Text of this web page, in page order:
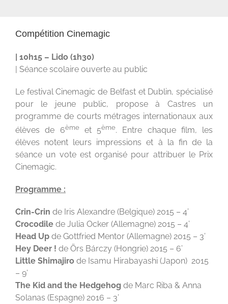
Compétition Cinemagic
| 10h15 – Lido (1h30)
| Séance scolaire ouverte au public
Le festival Cinemagic de Belfast et Dublin, spécialisé
pour le jeune public, propose à Castres un
programme de courts métrages internationaux aux
élèves de 6èmeet 5ème. Entre chaque film, les
élèves notent leurs impressions et à la fin de la
séance un vote est organisé pour attribuer le Prix
Cinemagic.
Programme :
Crin-Crin de Iris Alexandre (Belgique) 2015 – 4’
Crocodile de Julia Ocker (Allemagne) 2015 – 4’
Head Up de Gottfried Mentor (Allemagne) 2015 – 3’
Hey Deer ! de Örs Bárczy (Hongrie) 2015 – 6’
Little Shimajiro de Isamu Hirabayashi (Japon) 2015
– 9’
The Kid and the Hedgehog de Marc Riba & Anna
Solanas (Espagne) 2016 – 3’